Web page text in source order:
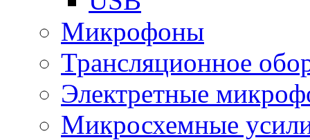
Микрофоны
Трансляционное
Электретные
Микросхемные